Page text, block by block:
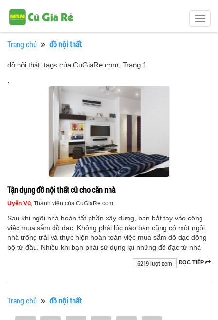
Trang chủ đồ nội thất
đồ nội thất, tags của CuGiaRe.com, Trang 1
.
Tận dụng đồ nội thất cũ cho căn nhà
Uyên Vũ, Thành viên của CuGiaRe.com
Sau khi ngôi nhà hoàn tất phần xây dựng, bạn bắt tay vào công
việc mua sắm đồ đạc. Không phải lúc nào bạn cũng có một ngôi
nhà trống trải và thực hiện hoàn toàn việc mua sắm đồ đạc đồng
bộ từ đầu. Nhiều khi bạn phải sử dụng lại những đồ đạc từ nhà
ĐỌC TIẾP
6219 lượt xem
Trang chủ đồ nội thất